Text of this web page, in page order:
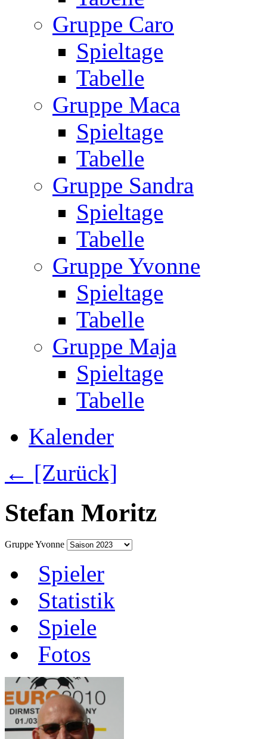
Gruppe Caro
Spieltage
Tabelle
Gruppe Maca
Spieltage
Tabelle
Gruppe Sandra
Spieltage
Tabelle
Gruppe Yvonne
Spieltage
Tabelle
Gruppe Maja
Spieltage
Tabelle
Kalender
← [Zurück]
Stefan Moritz
Gruppe Yvonne
Spieler
Statistik
Spiele
Fotos